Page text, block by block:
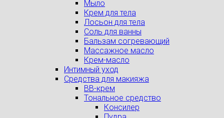
Мыло
Крем для тела
Лосьон для тела
Соль для ванны
Бальзам согревающий
Массажное масло
Крем-масло
Интимный уход
Средства для макияжа
BB-крем
Тональное средство
Консилер